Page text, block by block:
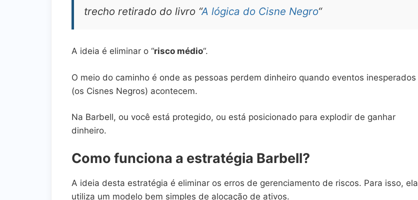
trecho retirado do livro “A lógica do Cisne Negro“
A ideia é eliminar o “risco médio“.
O meio do caminho é onde as pessoas perdem dinheiro quando eventos inesperados
(os Cisnes Negros) acontecem.
Na Barbell, ou você está protegido, ou está posicionado para explodir de ganhar
dinheiro.
Como funciona a estratégia Barbell?
A ideia desta estratégia é eliminar os erros de gerenciamento de riscos. Para isso, ela
utiliza um modelo bem simples de alocação de ativos.